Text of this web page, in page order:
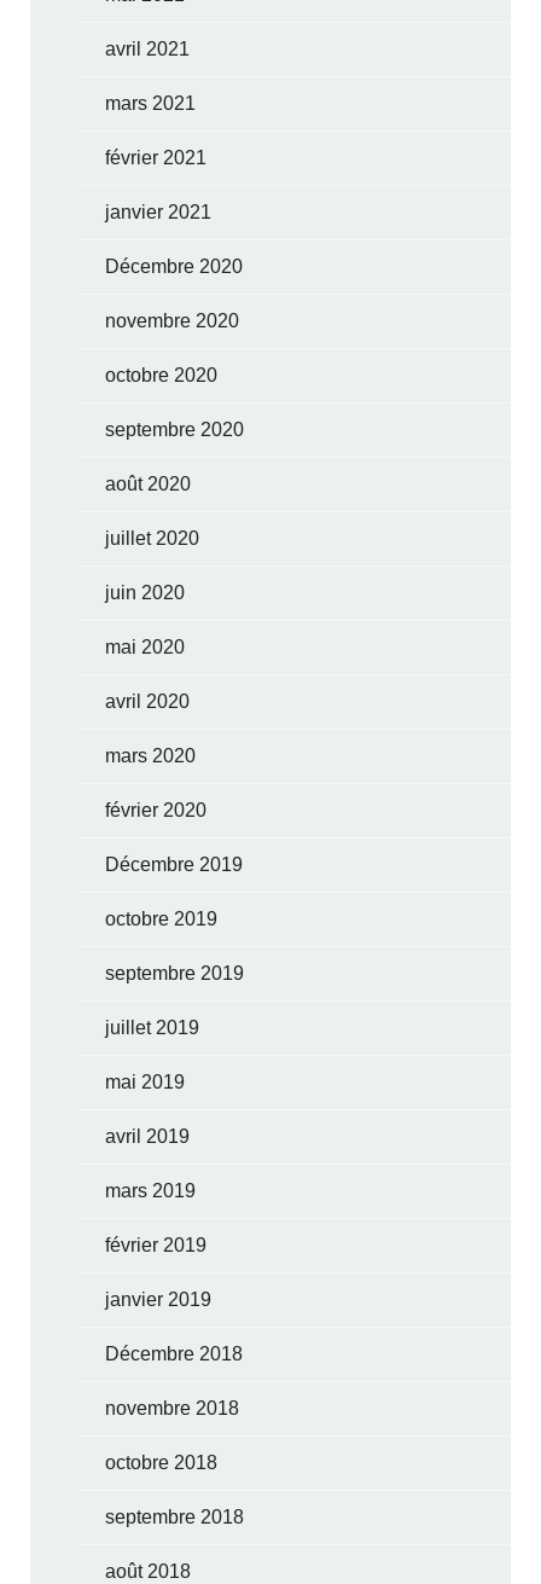
avril 2021
mars 2021
février 2021
janvier 2021
Décembre 2020
novembre 2020
octobre 2020
septembre 2020
août 2020
juillet 2020
juin 2020
mai 2020
avril 2020
mars 2020
février 2020
Décembre 2019
octobre 2019
septembre 2019
juillet 2019
mai 2019
avril 2019
mars 2019
février 2019
janvier 2019
Décembre 2018
novembre 2018
octobre 2018
septembre 2018
août 2018